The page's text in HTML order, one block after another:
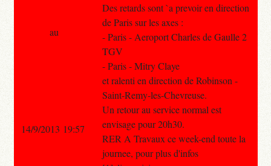
Des retards sont `a prevoir en direction
de Paris sur les axes :
- Paris - Aeroport Charles de Gaulle 2
TGV
- Paris - Mitry Claye
et ralenti en direction de Robinson -
Saint-Remy-les-Chevreuse.
Un retour au service normal est
envisage pour 20h30.
RER A Travaux ce week-end toute la
journee, pour plus d'infos
au
14/9/2013 19:57